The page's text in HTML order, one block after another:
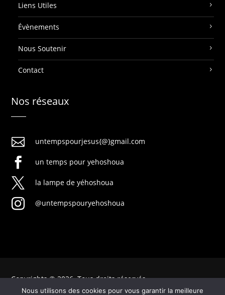
Liens Utiles
Évènements
Nous Soutenir
Contact
Nos réseaux
 untempspourjesus{@}gmail.com
 un temps pour yehoshoua
 la lampe de yéhoshoua
 @untempspouryehoshoua
Copyrights © 2026. Tous droits réservés
Nous utilisons des cookies pour vous garantir la meilleure